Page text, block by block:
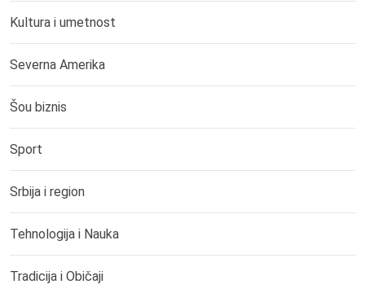
Kultura i umetnost
Severna Amerika
Šou biznis
Sport
Srbija i region
Tehnologija i Nauka
Tradicija i Običaji